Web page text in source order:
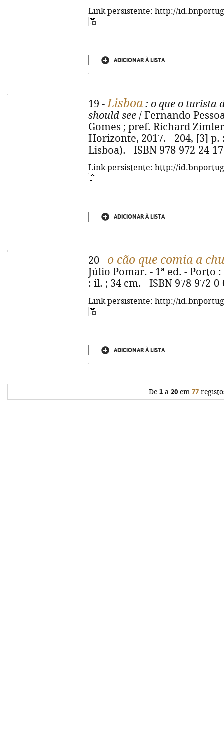
Link persistente: http://
ADICIONAR À LISTA
19 -Lisboa : o que o turista
should see / Fernando
Gomes ; pref. Richard
Horizonte, 2017. - 204, [3] p.
Lisboa). - ISBN 978-972-24-
Link persistente: http://
ADICIONAR À LISTA
20 - o cão que comia a
Júlio Pomar. - 1ª ed. - Porto
: il. ; 34 cm. - ISBN 978-972-
Link persistente: http://
ADICIONAR À LISTA
De 1a 20em 77